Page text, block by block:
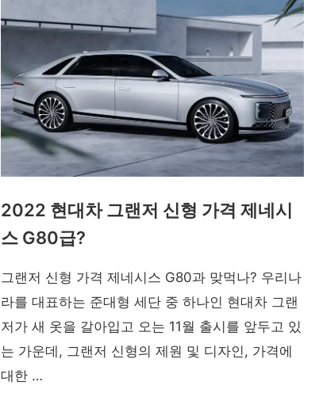
2022 현대차 그랜저 신형 가격 제네시
스 G80급?
그랜저 신형 가격 제네시스 G80과 맞먹나? 우리나
라를 대표하는 준대형 세단 중 하나인 현대차 그랜
저가 새 옷을 갈아입고 오는 11월 출시를 앞두고 있
는 가운데, 그랜저 신형의 제원 및 디자인, 가격에
대한 …